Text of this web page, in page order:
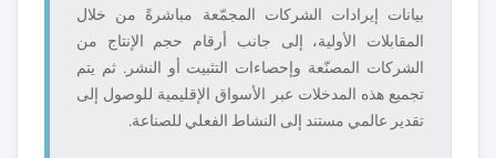
بيانات إيرادات الشركات المجمّعة مباشرةً من خلال
المقابلات الأولية، إلى جانب أرقام حجم الإنتاج من
الشركات المصنّعة وإحصاءات التثبيت أو النشر. ثم يتم
تجميع هذه المدخلات عبر الأسواق الإقليمية للوصول إلى
تقدير عالمي مستند إلى النشاط الفعلي للصناعة.